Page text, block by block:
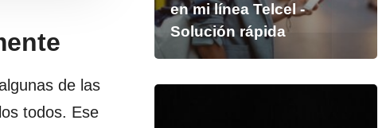
de las
todos. Ese
en mi línea Telcel -
Solución rápida